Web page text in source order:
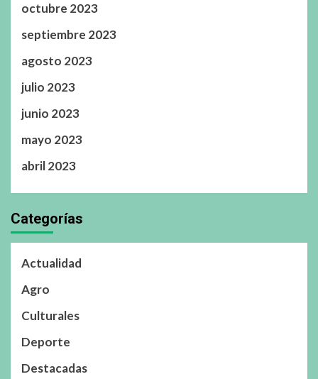
octubre 2023
septiembre 2023
agosto 2023
julio 2023
junio 2023
mayo 2023
abril 2023
Categorías
Actualidad
Agro
Culturales
Deporte
Destacadas